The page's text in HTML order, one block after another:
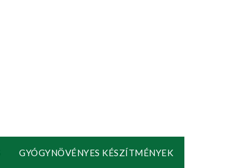
GYÓGYNÖVÉNYES KÉSZÍTMÉNYEK